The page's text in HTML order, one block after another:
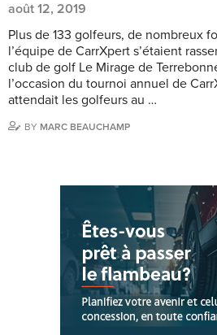
août 12, 2019
Plus de 133 golfeurs, de nombreux
l’équipe de CarrXpert s’étaient
club de golf Le Mirage de
l’occasion du tournoi annuel de
attendait les golfeurs au …
BY MARC BEAUCHAMP